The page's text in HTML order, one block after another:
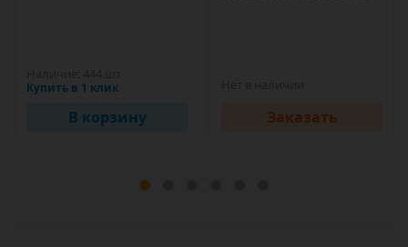
Купить в 1 клик
В корзину Заказать